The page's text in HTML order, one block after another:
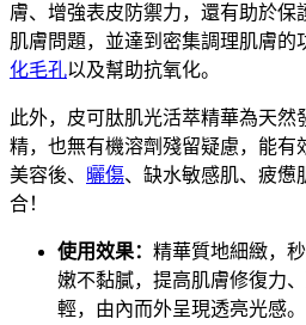
膚、增強表皮防禦力，還有助於保
肌膚問題，並達到密集調理肌膚的
化毛孔以及幫助抗氧化。
此外，皮可肽肌光活萃精華為天然
精，也無有機溶劑殘留疑慮，能有
美容後、
曬傷、缺水敏感肌、疲憊
合！
使用效果： 精華質地細緻，
嫩不黏膩，提高肌膚修復力
輕，由內而外呈現透亮光感。